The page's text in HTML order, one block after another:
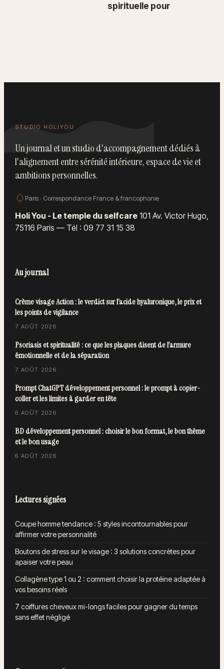
spirituelle pour
STUDIO HOLIYOU
Un journal et un studio d'accompagnement dédiés à
l'alignement entre sérénité intérieure, espace de vie et
ambitions personnelles.
Paris · Correspondance France & francophonie
Holi You - Le temple du selfcare 101 Av. Victor Hugo,
75116 Paris — Tél : 09 77 31 15 38
Au journal
Crème visage Action : le verdict sur l’acide hyaluronique, le prix et
les points de vigilance
7 AOÛT 2026
Psoriasis et spiritualité : ce que les plaques disent de l’armure
émotionnelle et de la séparation
7 AOÛT 2026
Prompt ChatGPT développement personnel : le prompt à copier-
coller et les limites à garder en tête
6 AOÛT 2026
BD développement personnel : choisir le bon format, le bon thème
et le bon usage
6 AOÛT 2026
Lectures signées
Coupe homme tendance : 5 styles incontournables pour
affirmer votre personnalité
Boutons de stress sur le visage : 3 solutions concrètes pour
apaiser votre peau
Collagène type 1 ou 2 : comment choisir la protéine adaptée à
vos besoins réels
7 coiffures cheveux mi-longs faciles pour gagner du temps
sans effet négligé